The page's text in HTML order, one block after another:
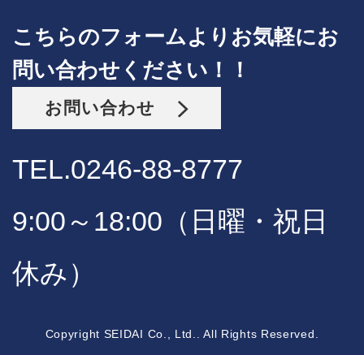
こちらのフォームよりお気軽にお
問い合わせください！！
お問い合わせ
TEL.0246-88-8777
9:00～18:00（日曜・祝日
休み）
Copyright SEIDAI Co., Ltd.. All Rights Reserved.